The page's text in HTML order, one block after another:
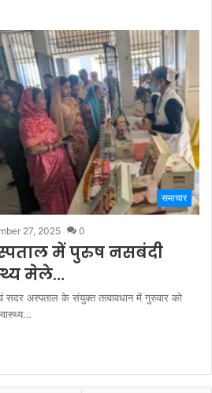
समाचार
27, 2025 0
में पुरुष नसबंदी
मेले…
सदर अस्पताल के संयुक्त तत्वावधान में गुरुवार को